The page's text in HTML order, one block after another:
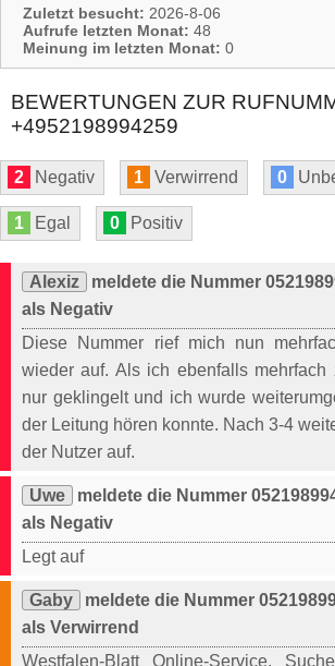
Zuletzt besucht: 2026-8-06
Aufrufe letzten Monat: 48
Meinung im letzten Monat: 0
BEWERTUNGEN ZUR
+4952198994259
2 Negativ 1 Verwirrend 0
1 Egal 0 Positiv
Alexiz
meldete die Nummer
als Negativ
Diese Nummer rief mich nun
wieder auf. Als ich ebenfalls mehrfach
nur geklingelt und ich wurde
der Leitung hören konnte. Nach 3-4
der Nutzer auf.
Uwe
meldete die Nummer
als Negativ
Legt auf
Gaby
meldete die Nummer
als Verwirrend
Westfalen-Blatt Online-Service.